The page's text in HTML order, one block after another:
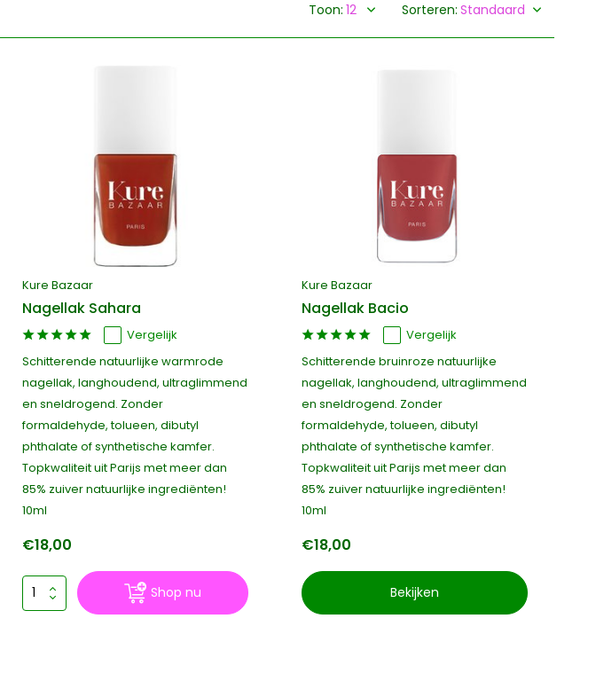
Toon: Sorteren:
Kure Bazaar
Nagellak Sahara
Vergelijk
Schitterende natuurlijke warmrode
nagellak, langhoudend, ultraglimmend
en sneldrogend. Zonder
formaldehyde, tolueen, dibutyl
phthalate of synthetische kamfer.
Topkwaliteit uit Parijs met meer dan
85% zuiver natuurlijke ingrediënten!
10ml
€18,00
Shop nu
Kure Bazaar
Nagellak Bacio
Vergelijk
Schitterende bruinroze natuurlijke
nagellak, langhoudend, ultraglimmend
en sneldrogend. Zonder
formaldehyde, tolueen, dibutyl
phthalate of synthetische kamfer.
Topkwaliteit uit Parijs met meer dan
85% zuiver natuurlijke ingrediënten!
10ml
€18,00
Bekijken